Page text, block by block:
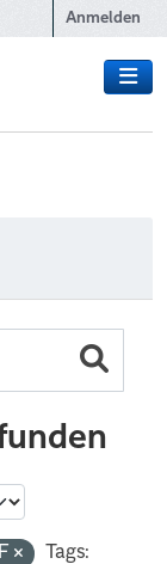
Anmelden
Tags: